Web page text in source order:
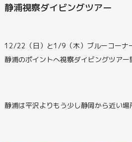
静浦視察ダイビングツアー
12/22（日）と1/9（木）ブルーコーナ
静浦のポイントへ視察ダイビングツア
静浦は平沢よりもう少し静岡から近い場